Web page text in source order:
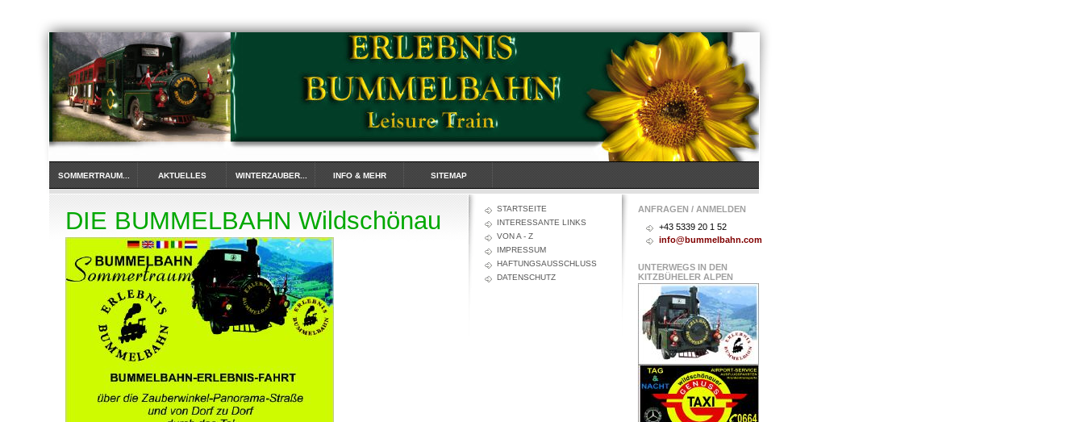
SOMMERTRAUM... AKTUELLES WINTERZAUBER... INFO & MEHR SITEMAP
STARTSEITE
INTERESSANTE LINKS
VON A - Z
IMPRESSUM
HAFTUNGSAUSSCHLUSS
DATENSCHUTZ
DIE BUMMELBAHN Wildschönau
ANFRAGEN / ANMELDEN
+43 5339 20 1 52
info@bummelbahn.com
UNTERWEGS IN DEN
KITZBÜHELER ALPEN